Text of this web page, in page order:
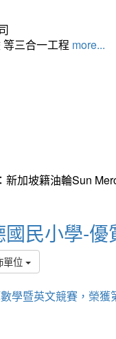
三合一工程 more...
新加坡籍油輪Sun
民小學-優
單位
學暨英文競賽，榮獲